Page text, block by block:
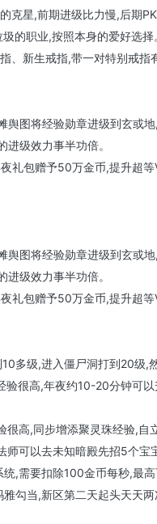
克星,前期进级比力慢,后期
的职业,按照本身的爱好选择
、新生戒指,带一对特别戒指
舆图将经验勋章进级到玄或
级效力事半功倍。
礼包赠予50万金币,提升超
舆图将经验勋章进级到玄或
级效力事半功倍。
礼包赠予50万金币,提升超
多级,进入僵尸洞打到20级,
验很高,年夜约10-20分钟可
很高,同步增添聚灵珠经验,
师可以去未知暗殿先招5个宝
,需要扣除100金币每秒,最
勾当,新区第二天起头天天